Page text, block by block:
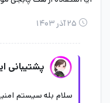
۲۵ آذر ۱۴۰۳
پشتیبانی
سلام بله سیستم